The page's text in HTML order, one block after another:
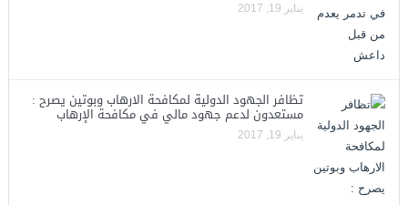
يناير 19, 2017
تظافر الجهود الدولية لمكافحة الارهاب وبوتين يصرح :
مستعدون لدعم جهود مالي في مكافحة الإرهاب
يناير 19, 2017